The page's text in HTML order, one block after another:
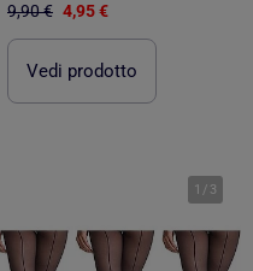
9,90 € 4,95 €
Vedi prodotto
1 / 3